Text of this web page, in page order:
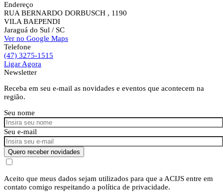
Endereço
RUA BERNARDO DORBUSCH , 1190
VILA BAEPENDI
Jaraguá do Sul / SC
Ver no Google Maps
Telefone
(47) 3275-1515
Ligar Agora
Newsletter
Receba em seu e-mail as novidades e eventos que acontecem na
região.
Seu nome
Seu e-mail
Quero receber novidades
Aceito que meus dados sejam utilizados para que a ACIJS entre em
contato comigo respeitando a política de privacidade.